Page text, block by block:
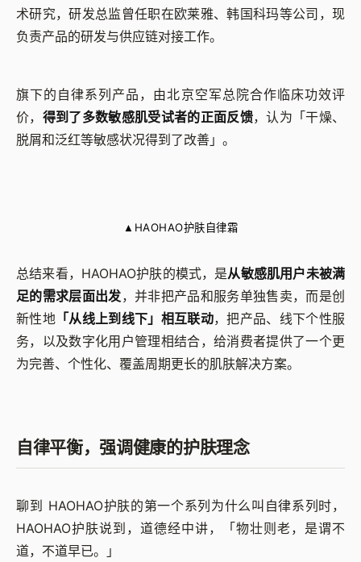
术研究，研发总监曾任职在欧莱雅、韩国科玛等公司，现
负责产品的研发与供应链对接工作。
旗下的自律系列产品，由北京空军总院合作临床功效评
价， 得到了多数敏感肌受试者的正面反馈，认为「干燥、
脱屑和泛红等敏感状况得到了改善」。
▲ HAOHAO护肤自律霜
总结来看， HAOHAO护肤的模式，是从敏感肌用户未被满
足的需求层面出发，并非把产品和服务单独售卖，而是创
新性地 「从线上到线下」相互联动，把产品、线下个性服
务，以及数字化用户管理相结合，给消费者提供了一个更
为完善、个性化、覆盖周期更长的肌肤解决方案。
自律平衡，强调健康的护肤理念
聊到 HAOHAO护肤的第一个系列为什么叫自律系列时，
HAOHAO护肤说到，道德经中讲，「物壮则老，是谓不
道，不道早已。」